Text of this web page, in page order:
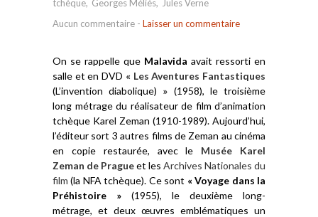
tchèque, Georges Méliès, Jules Verne
Aucun commentaire - Laisser un commentaire
On se rappelle que Malavida avait ressorti en
salle et en DVD « Les Aventures Fantastiques
(L’invention diabolique) » (1958), le troisième
long métrage du réalisateur de film d’animation
tchèque Karel Zeman (1910-1989). Aujourd’hui,
l’éditeur sort 3 autres films de Zeman au cinéma
en copie restaurée, avec le Musée Karel
Zeman de Pragueet les Archives Nationales du
film (la NFA tchèque). Ce sont « Voyage dans la
Préhistoire » (1955), le deuxième long-
métrage, et deux œuvres emblématiques un